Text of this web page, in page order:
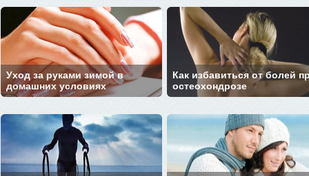
Уход за руками зимой в
домашних условиях
Как избавиться от болей
остеохондрозе